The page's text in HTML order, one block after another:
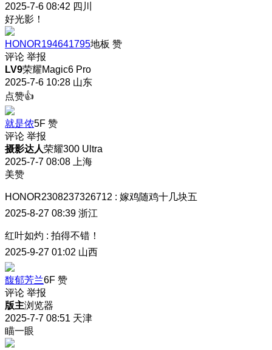
2025-7-6 08:42 四川
好光影！
HONOR194641795地板 赞
评论 举报
LV9荣耀Magic6 Pro
2025-7-6 10:28 山东
点赞👍
就是侬5F 赞
评论 举报
摄影达人荣耀300 Ultra
2025-7-7 08:08
上海
美赞
HONOR2308237326712 : 嫁鸡随鸡十几块五
2025-8-27 08:39 浙江
红叶如灼 : 拍得不错！
2025-9-27 01:02 山西
馥郁芳兰6F 赞
评论 举报
版主浏览器
2025-7-7 08:51 天津
瞄一眼